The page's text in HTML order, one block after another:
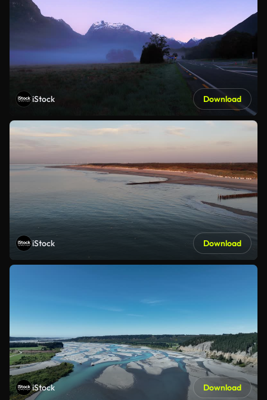
iStock Download
iStock Download
iStock Download